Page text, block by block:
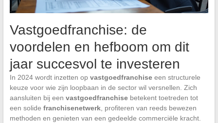
Vastgoedfranchise: de
voordelen en hefboom om dit
jaar succesvol te investeren
In 2024 wordt inzetten op vastgoedfranchiseeen structurele
keuze voor wie zijn loopbaan in de sector wil versnellen. Zich
aansluiten bij een vastgoedfranchisebetekent toetreden tot
een solide franchisenetwerk, profiteren van reeds bewezen
methoden en genieten van een gedeelde commerciële kracht.